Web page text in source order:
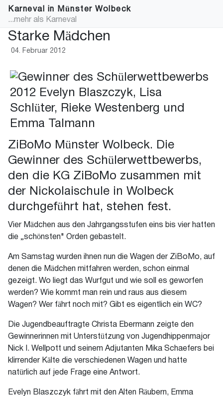
Karneval in Münster Wolbeck
...mehr als Karneval
Starke Mädchen
04. Februar 2012
ZiBoMo Münster Wolbeck. Die
Gewinner des Schülerwettbewerbs,
den die KG ZiBoMo zusammen mit
der Nickolaischule in Wolbeck
durchgeführt hat, stehen fest.
Vier Mädchen aus den Jahrgangsstufen eins bis vier hatten
die „schönsten" Orden gebastelt.
Am Samstag wurden ihnen nun die Wagen der ZiBoMo, auf
denen die Mädchen mitfahren werden, schon einmal
gezeigt. Wo liegt das Wurfgut und wie soll es geworfen
werden? Wie kommt man rein und raus aus diesem
Wagen? Wer fährt noch mit? Gibt es eigentlich ein WC?
Die Jugendbeauftragte Christa Ebermann zeigte den
Gewinnerinnen mit Unterstützung von Jugendhippenmajor
Nick I. Wellpott und seinem Adjutanten Mika Schaefers bei
klirrender Kälte die verschiedenen Wagen und hatte
natürlich auf jede Frage eine Antwort.
Evelyn Blaszczyk fährt mit den Alten Räubern, Emma